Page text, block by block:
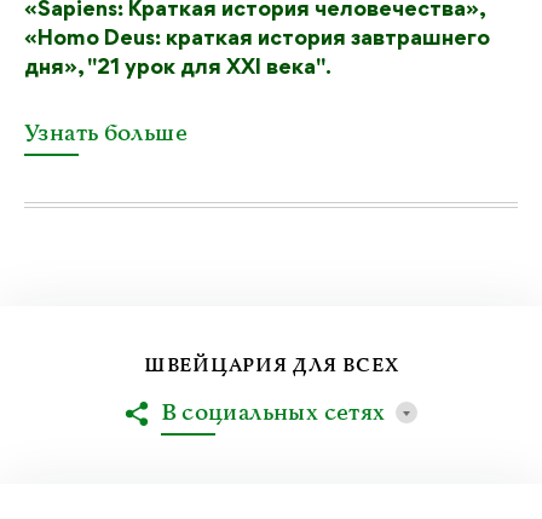
«Sapiens: Краткая история человечества»,
«Homo Deus: краткая история завтрашнего
дня», "21 урок для XXI века".
Узнать больше
ШВЕЙЦАРИЯ ДЛЯ ВСЕХ
В социальных сетях